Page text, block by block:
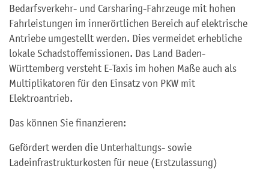
Bedarfsverkehr- und Carsharing-Fahrzeuge mit hohen
Fahrleistungen im innerörtlichen Bereich auf elektrische
Antriebe umgestellt werden. Dies vermeidet erhebliche
lokale Schadstoff­emissionen. Das Land Baden-
Württemberg versteht E-Taxis im hohen Maße auch als
Multiplikatoren für den Einsatz von PKW mit
Elektroantrieb.
Das können Sie finanzieren:
Gefördert werden die Unterhaltungs- sowie
Ladeinfrastrukturkosten für neue (Erstzulassung)